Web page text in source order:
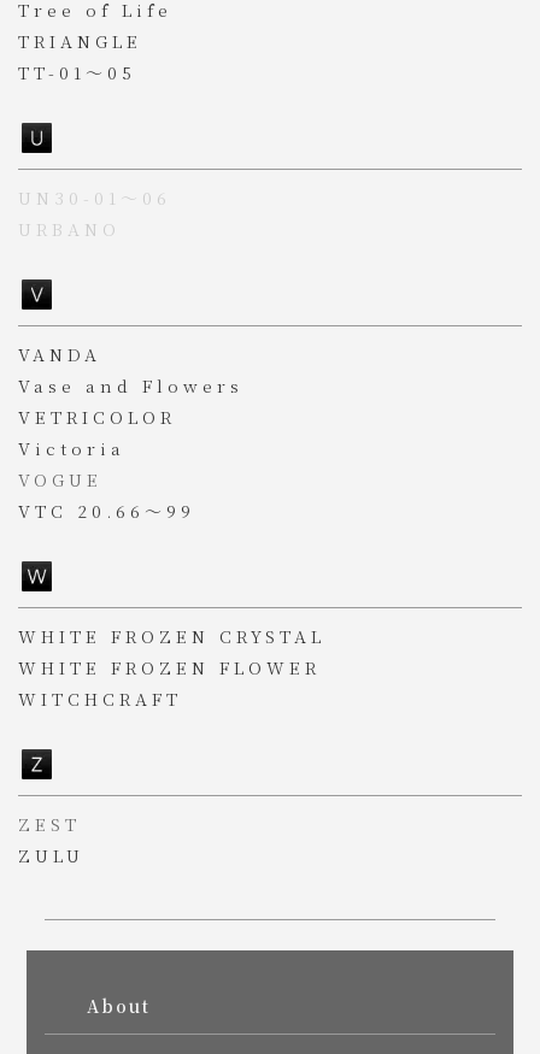
Tree of Life
TRIANGLE
TT-01～05
UN30-01～06
URBANO
VANDA
Vase and Flowers
VETRICOLOR
Victoria
VOGUE
VTC 20.66～99
WHITE FROZEN CRYSTAL
WHITE FROZEN FLOWER
WITCHCRAFT
ZEST
ZULU
About